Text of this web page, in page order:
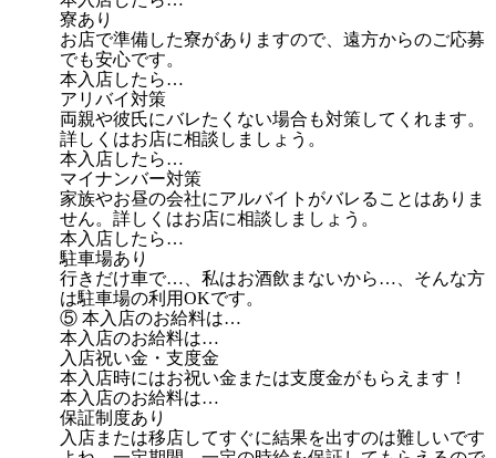
寮あり
お店で準備した寮がありますので、遠方からのご応募
でも安心です。
本入店したら…
アリバイ対策
両親や彼氏にバレたくない場合も対策してくれます。
詳しくはお店に相談しましょう。
本入店したら…
マイナンバー対策
家族やお昼の会社にアルバイトがバレることはありま
せん。詳しくはお店に相談しましょう。
本入店したら…
駐車場あり
行きだけ車で…、私はお酒飲まないから…、そんな方
は駐車場の利用OKです。
⑤ 本入店のお給料は…
本入店のお給料は…
入店祝い金・支度金
本入店時にはお祝い金または支度金がもらえます！
本入店のお給料は…
保証制度あり
入店または移店してすぐに結果を出すのは難しいです